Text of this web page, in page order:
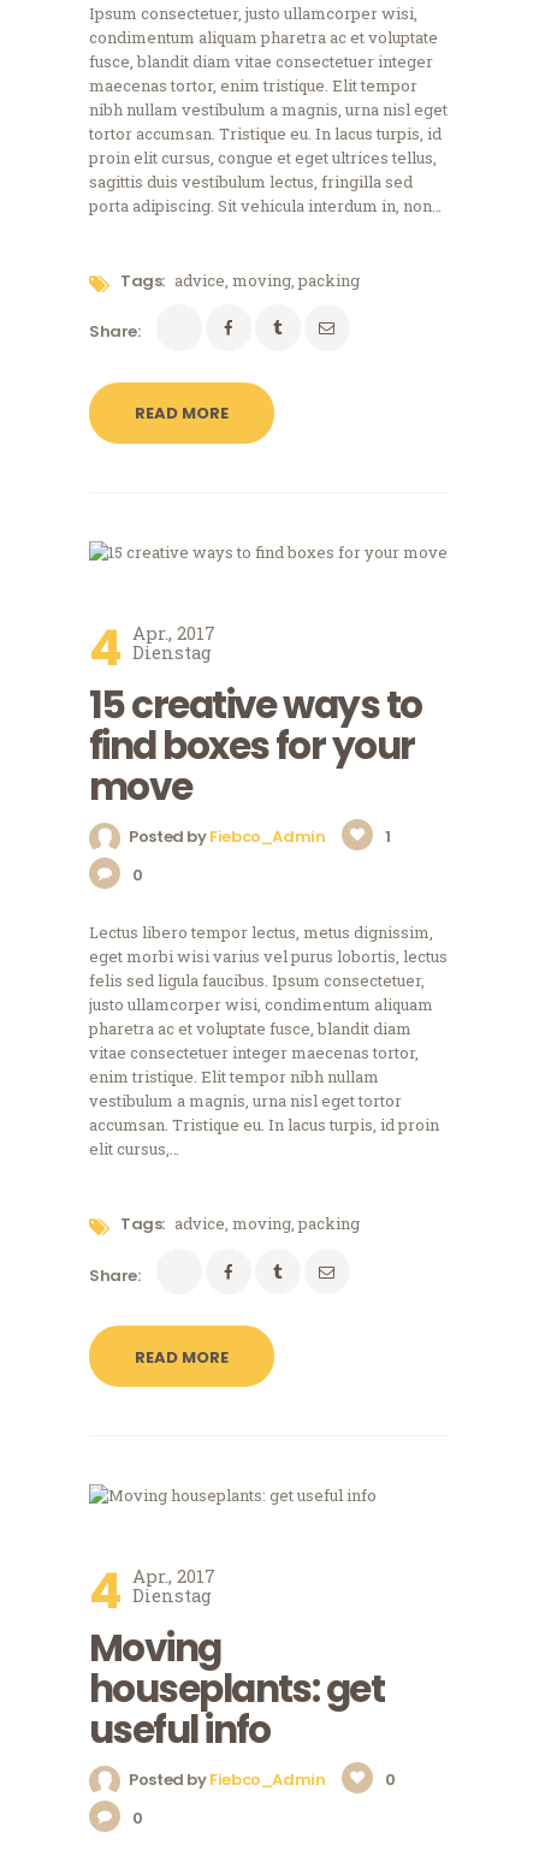
Ipsum consectetuer, justo ullamcorper wisi,
condimentum aliquam pharetra ac et voluptate
fusce, blandit diam vitae consectetuer integer
maecenas tortor, enim tristique. Elit tempor
nibh nullam vestibulum a magnis, urna nisl eget
tortor accumsan. Tristique eu. In lacus turpis, id
proin elit cursus, congue et eget ultrices tellus,
sagittis duis vestibulum lectus, fringilla sed
porta adipiscing. Sit vehicula interdum in, non…
Tags: advice,moving,packing
Share:
READ MORE
4 Apr., 2017
Dienstag
15 creative ways to
find boxes for your
move
Posted byFiebco_Admin
1
0
Lectus libero tempor lectus, metus dignissim,
eget morbi wisi varius vel purus lobortis, lectus
felis sed ligula faucibus. Ipsum consectetuer,
justo ullamcorper wisi, condimentum aliquam
pharetra ac et voluptate fusce, blandit diam
vitae consectetuer integer maecenas tortor,
enim tristique. Elit tempor nibh nullam
vestibulum a magnis, urna nisl eget tortor
accumsan. Tristique eu. In lacus turpis, id proin
elit cursus,…
Tags: advice,moving,packing
Share:
READ MORE
4 Apr., 2017
Dienstag
Moving
houseplants: get
useful info
Posted byFiebco_Admin
0
0